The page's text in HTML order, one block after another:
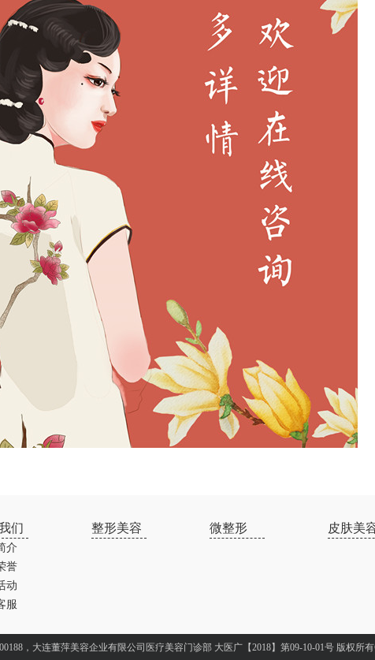
们
介
誉
动
服
整形美容 微整形 皮肤美
，大连董萍美容企业有限公司医疗美容门诊部 大医广【2018】第09-10-01号 版权所